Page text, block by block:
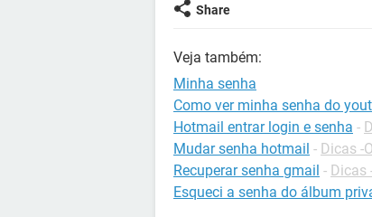
Share
Veja também:
Minha senha
Como ver minha senha do
Hotmail entrar login e senha -
Mudar senha hotmail - Dicas -
Recuperar senha gmail - Dicas
Esqueci a senha do álbum